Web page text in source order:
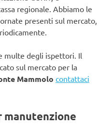
regionale. Abbiamo le
presenti sul mercato,
multe degli ispettori. Il
sul mercato per la
Mammolo contattaci
manutenzione